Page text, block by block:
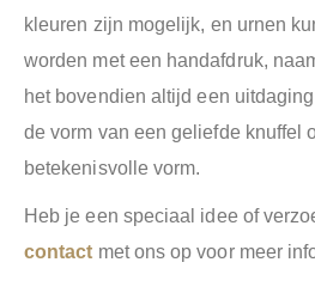
kleuren zijn mogelijk, en urnen
worden met een handafdruk,
het bovendien altijd een
de vorm van een geliefde knuffel
betekenisvolle vorm.
Heb je een speciaal idee of
contact met ons op voor meer